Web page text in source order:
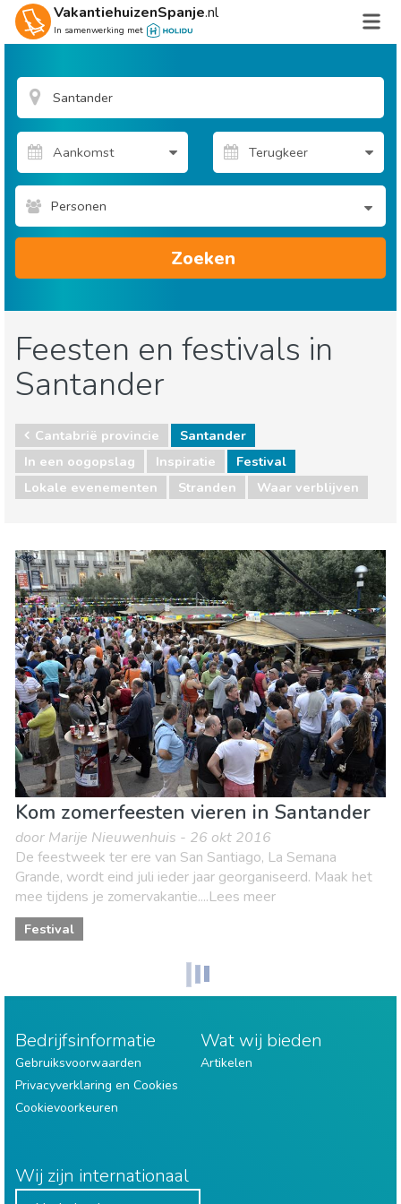
VakantiehuizenSpanje.nl
In samenwerking met
Personen
Zoeken
Feesten en festivals in
Santander
Cantabrië provincie
Santander
In een oogopslag
Inspiratie
Festival
Lokale evenementen
Stranden Waar verblijven
Lokale evenementen
Stranden Waar verblijven
Kom zomerfeesten vieren in Santander
door Marije Nieuwenhuis - 26 okt 2016
De feestweek ter ere van San Santiago, La Semana
Grande, wordt eind juli ieder jaar georganiseerd. Maak het
mee tijdens je zomervakantie....Lees meer
Festival
Bedrijfsinformatie
Gebruiksvoorwaarden
Privacyverklaring en Cookies
Cookievoorkeuren
Wat wij bieden
Artikelen
Wij zijn internationaal